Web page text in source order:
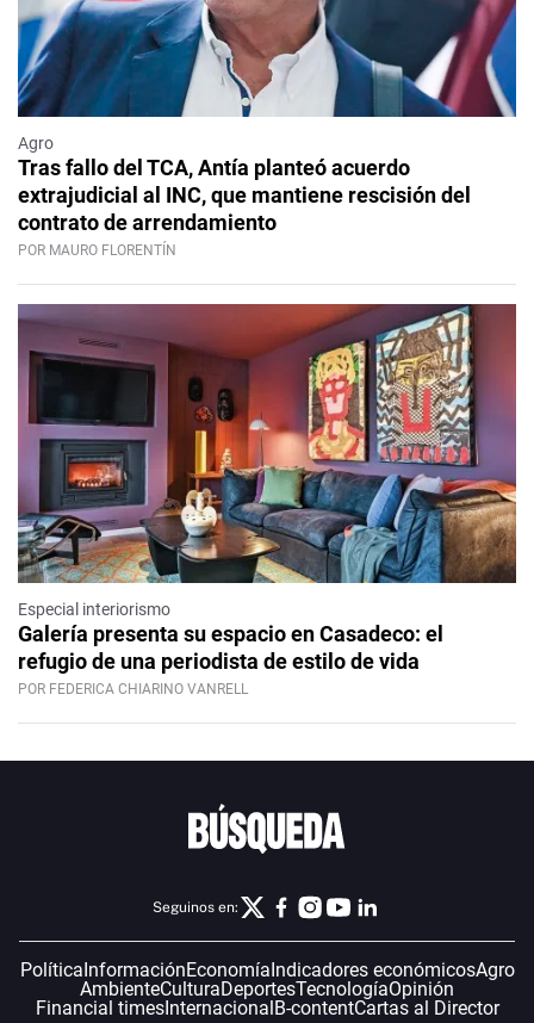
Agro
Tras fallo del TCA, Antía planteó acuerdo
extrajudicial al INC, que mantiene rescisión del
contrato de arrendamiento
POR MAURO FLORENTÍN
Especial interiorismo
Galería presenta su espacio en Casadeco: el
refugio de una periodista de estilo de vida
POR FEDERICA CHIARINO VANRELL
Seguinos en:
PolíticaInformaciónEconomíaIndicadores económicosAgro
AmbienteCulturaDeportesTecnologíaOpinión
Financial timesInternacionalB-contentCartas al Director